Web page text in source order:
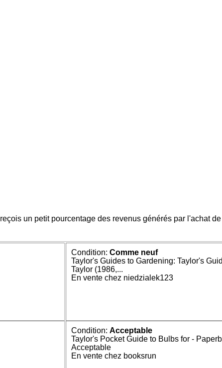
un petit pourcentage des revenus générés par l'achat
Condition:Comme neuf
Taylor's Guides to Gardening: Taylor's
Taylor (1986,...
En vente chez niedzialek123
Condition:Acceptable
Taylor's Pocket Guide to Bulbs for -
Acceptable
En vente chez booksrun